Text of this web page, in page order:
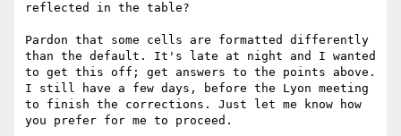
reflected in the table?
Pardon that some cells are formatted differently
than the default. It's late at night and I wanted
to get this off; get answers to the points above.
I still have a few days, before the Lyon meeting
to finish the corrections. Just let me know how
you prefer for me to proceed.